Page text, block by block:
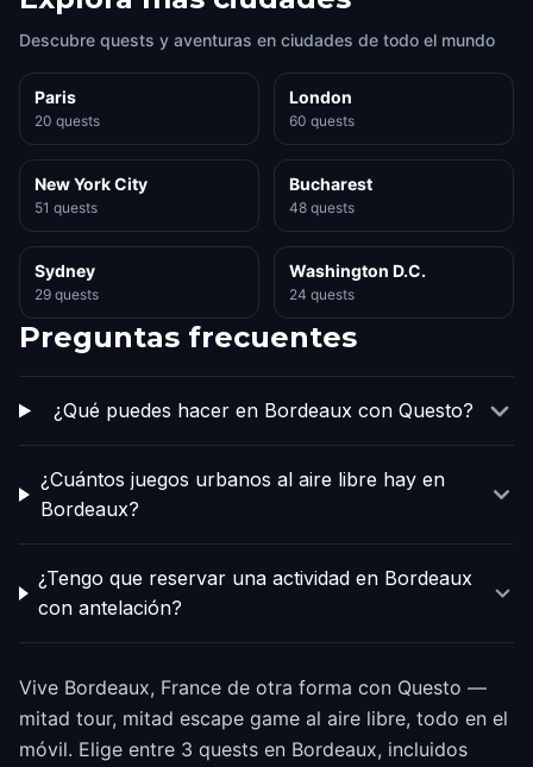
Descubre quests y aventuras en ciudades de todo el mundo
Paris
20 quests
London
60 quests
New York City
51 quests
Bucharest
48 quests
Sydney
29 quests
Washington D.C.
24 quests
Preguntas frecuentes
¿Qué puedes hacer en Bordeaux con Questo?
¿Cuántos juegos urbanos al aire libre hay en
Bordeaux?
¿Tengo que reservar una actividad en Bordeaux
con antelación?
Vive Bordeaux, France de otra forma con Questo —
mitad tour, mitad escape game al aire libre, todo en el
móvil. Elige entre 3 quests en Bordeaux, incluidos